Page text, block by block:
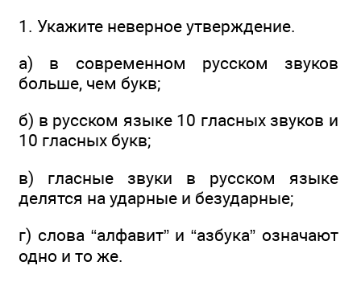
1. Укажите неверное утверждение.
а) в современном русском звуков
больше, чем букв;
б) в русском языке 10 гласных звуков и
10 гласных букв;
в) гласные звуки в русском языке
делятся на ударные и безударные;
г) слова “алфавит” и “азбука” означают
одно и то же.